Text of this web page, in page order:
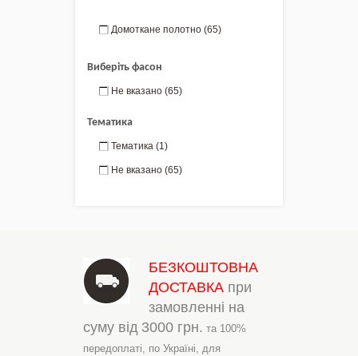
Домоткане полотно (65)
Виберіть фасон
Не вказано (65)
Тематика
Тематика (1)
Не вказано (65)
БЕЗКОШТОВНА
ДОСТАВКА при
замовленні на
суму від 3000 грн. та 100%
передоплаті, по Україні, для